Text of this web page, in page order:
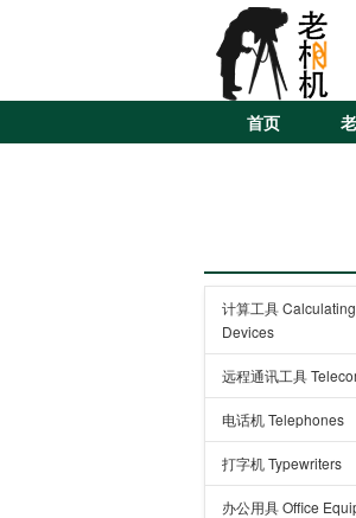
首页
计算工具
Devices
远程通讯工具
电话机 Telephones
打字机 Typewriters
办公用具 Office